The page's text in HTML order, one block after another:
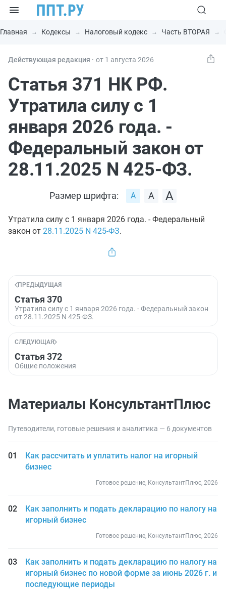
Главная Кодексы Налоговый кодекс Часть ВТОРАЯ
Действующая редакция ⸱ от 1 августа 2026
Статья 371 НК РФ.
Утратила силу с 1
января 2026 года. -
Федеральный закон от
28.11.2025 N 425-ФЗ.
Размер шрифта:
Утратила силу с 1 января 2026 года. - Федеральный
закон от 28.11.2025 N 425-ФЗ.
ПРЕДЫДУЩАЯ
Статья 370
Утратила силу с 1 января 2026 года. - Федеральный закон
от 28.11.2025 N 425-ФЗ.
СЛЕДУЮЩАЯ
Статья 372
Общие положения
Материалы КонсультантПлюс
Путеводители, готовые решения и аналитика — 6 документов
Как рассчитать и уплатить налог на игорный
бизнес
Готовое решение, КонсультантПлюс, 2026
Как заполнить и подать декларацию по налогу на
игорный бизнес
Готовое решение, КонсультантПлюс, 2026
Как заполнить и подать декларацию по налогу на
игорный бизнес по новой форме за июнь 2026 г. и
последующие периоды